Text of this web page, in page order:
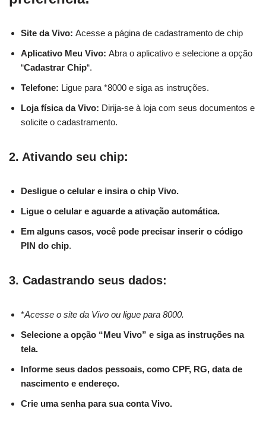
Site da Vivo: Acesse a página de cadastramento de chip
Aplicativo Meu Vivo: Abra o aplicativo e selecione a opção
“Cadastrar Chip“.
Telefone: Ligue para *8000 e siga as instruções.
Loja física da Vivo: Dirija-se à loja com seus documentos e
solicite o cadastramento.
2. Ativando seu chip:
Desligue o celular e insira o chip Vivo.
Ligue o celular e aguarde a ativação automática.
Em alguns casos, você pode precisar inserir o código
PIN do chip.
3. Cadastrando seus dados:
*Acesse o site da Vivo ou ligue para 8000.
Selecione a opção “Meu Vivo” e siga as instruções na
tela.
Informe seus dados pessoais, como CPF, RG, data de
nascimento e endereço.
Crie uma senha para sua conta Vivo.